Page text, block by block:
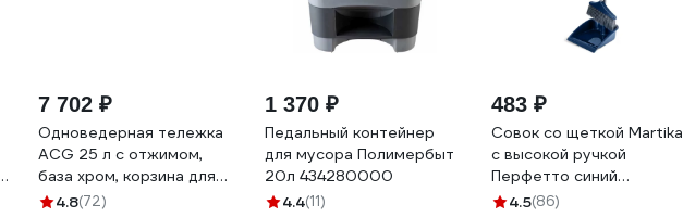
7 702 ₽
Одноведерная тележка
ACG 25 л с отжимом,
база хром, корзина для
химии (1шт.) 1002372
4.8(72)
1 370 ₽
Педальный контейнер
для мусора Полимербыт
20л 434280000
4.4(11)
483 ₽
Совок со щеткой Martika
с высокой ручкой
Перфетто синий
С863СИН
4.5(86)